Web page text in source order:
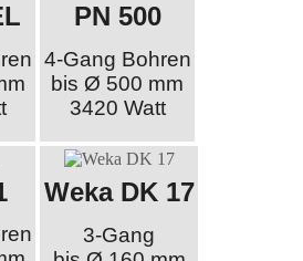
PN 500
4-Gang Bohren
bis Ø 500 mm
3420 Watt
Weka DK 17
3-Gang